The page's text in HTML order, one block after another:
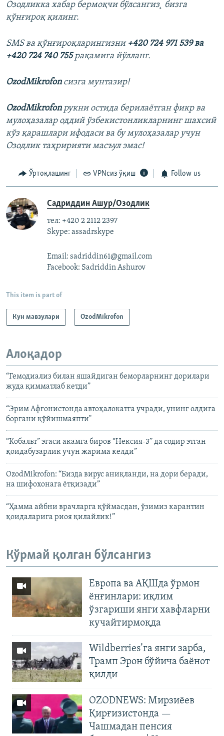
Озодликка хабар бермоқчи бўлсангиз¸ бизга
қўнғироқ қилинг.
SMS ва қўнғироқларингизни +420 724 971 539 ва
+420 724 740 755рақамига йўлланг.
OzodMikrofonсизга мунтазир!
OzodMikrofonрукни остида берилаëтган фикр ва
мулоҳазалар оддий ўзбекистонликларнинг шахсий
кўз қарашлари ифодаси ва бу мулоҳазалар учун
Озодлик таҳририяти масъул эмас!
Ўртоқлашинг VPNсиз ўқиш Follow us
Садриддин Ашур/Озодлик
тел: +420 2 2112 2397
Skype: assadrskype
Email: sadriddin61@gmail.com
Facebook: Sadriddin Ashurov
This item is part of
Кун мавзулари OzodMikrofon
Алоқадор
“Гемодиализ билан яшайдиган беморларнинг дорилари
жуда қимматлаб кетди”
“Эрим Афғонистонда автоҳалокатга учради, унинг олдига
боргани қўйишмаяпти"
“Кобальт” эгаси акамга биров “Нексия-3” да содир этган
қоидабузарлик учун жарима келди”
OzodMikrofon: “Бизда вирус аниқланди, на дори беради,
на шифохонага ётқизади”
“Ҳамма айбни врачларга қўймасдан, ўзимиз карантин
қоидаларига риоя қилайлик!”
Кўрмай қолган бўлсангиз
Европа ва АҚШда ўрмон
ёнғинлари: иқлим
ўзгариши янги хавфларни
кучайтирмоқда
Wildberries’га янги зарба,
Трамп Эрон бўйича баёнот
қилди
OZODNEWS: Мирзиёев
Қирғизистонда —
Чашмадан пенсия